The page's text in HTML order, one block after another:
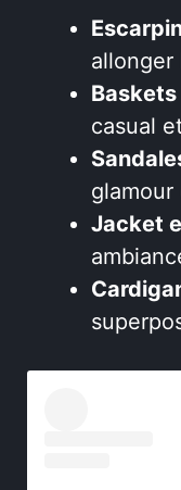
allonger
casual
glamour
Jacket